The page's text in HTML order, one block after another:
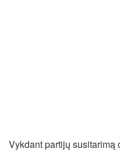
Vykdant partijų